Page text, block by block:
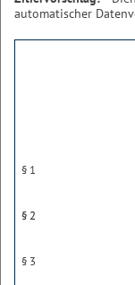
automatischer
§ 1
§ 2
§ 3